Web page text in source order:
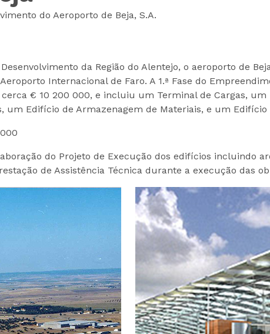
do Aeroporto de Beja, S.A.
da Região do Alentejo, o aeroporto de
Internacional de Faro. A 1.ª Fase do
€ 10 200 000, e incluiu um Terminal de Cargas,
um Edifício de Armazenagem de Materiais, e um Edifício
do Projeto de Execução dos edifícios incluindo
de Assistência Técnica durante a execução das